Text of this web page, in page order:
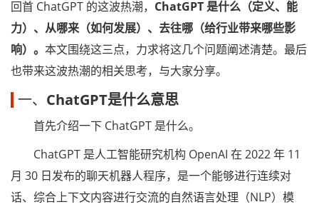
回首 ChatGPT 的这波热潮， ChatGPT 是什么（定义、能
力）、从哪来（如何发展）、去往哪（给行业带来哪些影
响）。 本文围绕这三点，力求将这几个问题阐述清楚。最后
也带来这波热潮的相关思考，与大家分享。
一、 ChatGPT是什么意思
首先介绍一下 ChatGPT 是什么。
ChatGPT 是人工智能研究机构 OpenAI 在 2022 年 11
月 30 日发布的聊天机器人程序，是一个能够进行连续对
话、综合上下文内容进行交流的自然语言处理（NLP）模